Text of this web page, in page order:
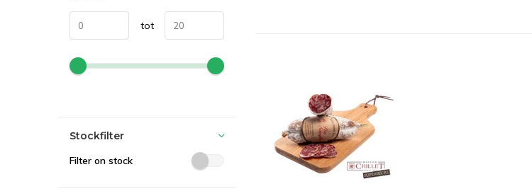
tot
Stockfilter
Filter on stock